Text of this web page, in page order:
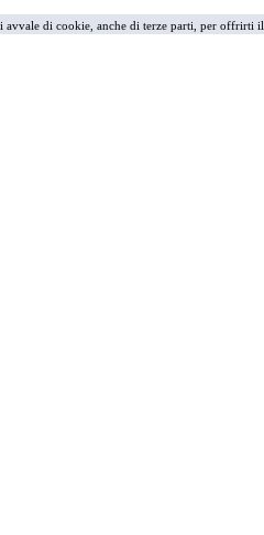
avvale di cookie, anche di terze parti, per